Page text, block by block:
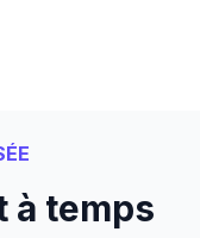
à temps